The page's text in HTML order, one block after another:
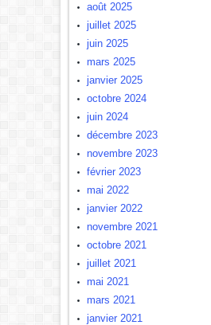
août 2025
juillet 2025
juin 2025
mars 2025
janvier 2025
octobre 2024
juin 2024
décembre 2023
novembre 2023
février 2023
mai 2022
janvier 2022
novembre 2021
octobre 2021
juillet 2021
mai 2021
mars 2021
janvier 2021